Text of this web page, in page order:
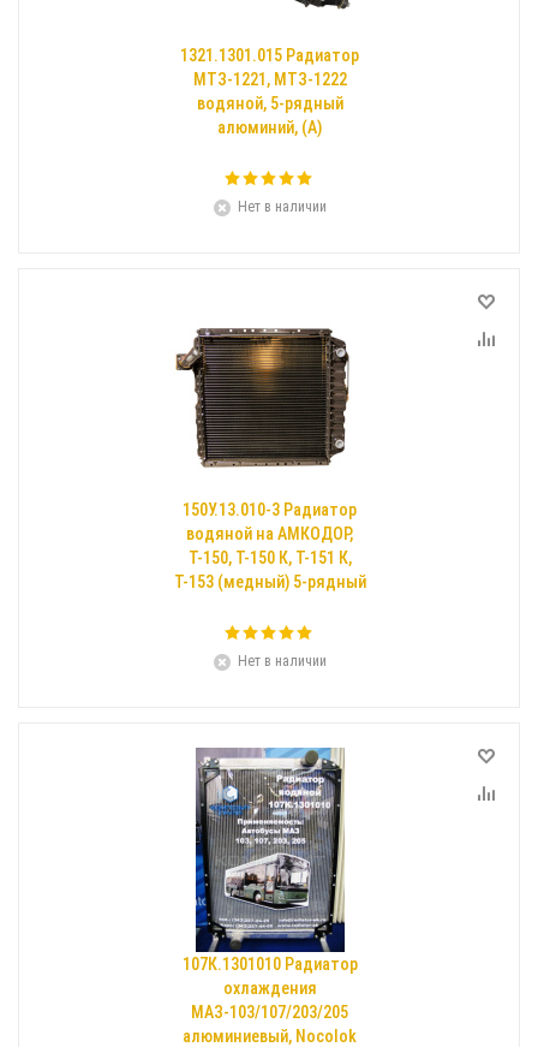
1321.1301.015 Радиатор
МТЗ-1221, МТЗ-1222
водяной, 5-рядный
алюминий, (А)
Нет в наличии
150У.13.010-3 Радиатор
водяной на АМКОДОР,
Т-150, Т-150 К, Т-151 К,
Т-153 (медный) 5-рядный
Нет в наличии
107К.1301010 Радиатор
охлаждения
МАЗ-103/107/203/205
алюминиевый, Nocolok